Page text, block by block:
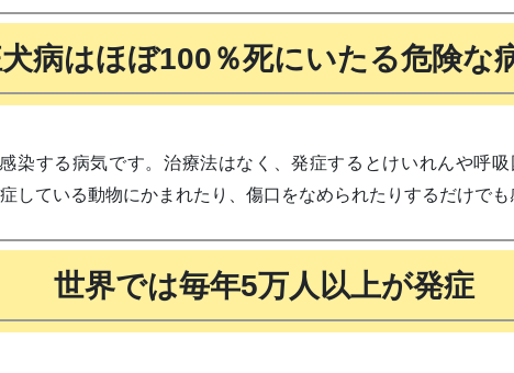
病はほぼ100％死にいたる危険な
染する病気です。治療法はなく、発症するとけいれんや呼
している動物にかまれたり、傷口をなめられたりするだけでも
世界では毎年5万人以上が発症